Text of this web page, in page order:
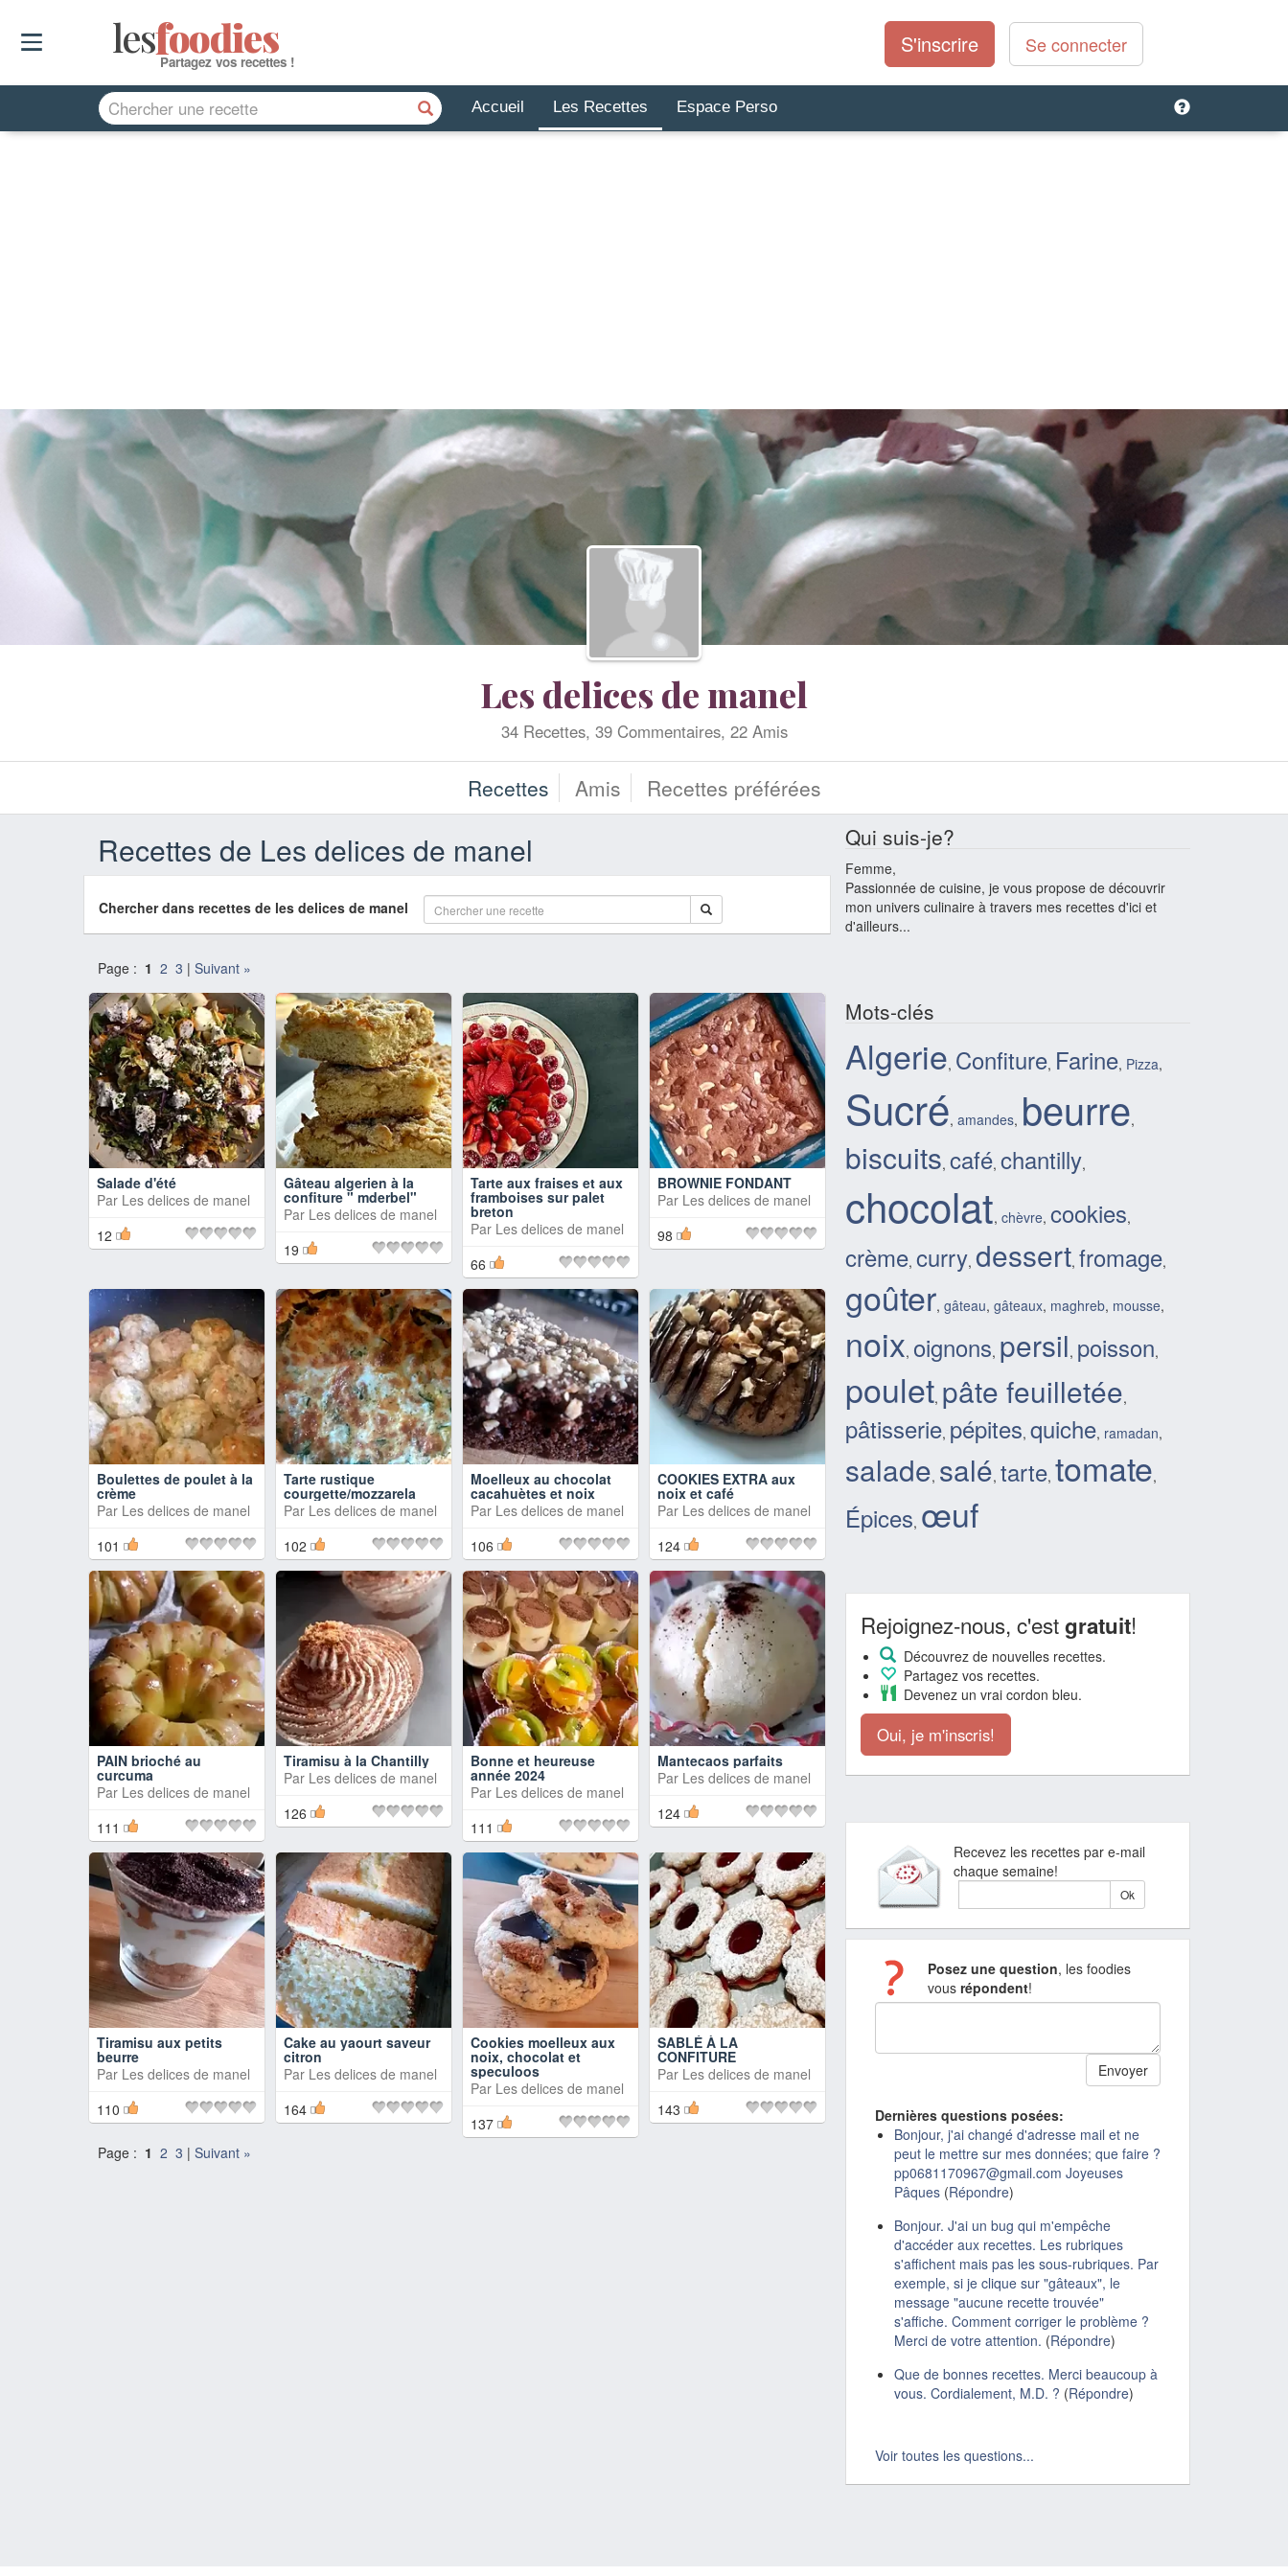
lesfoodies
Partagez vos recettes !
S'inscrire Se connecter
Accueil Les Recettes Espace Perso
Les delices de manel
34 Recettes, 39 Commentaires, 22 Amis
Recettes Amis Recettes préférées
Recettes de Les delices de manel
Chercher dans recettes de les delices de manel
Page : 1 2 3 | Suivant »
Salade d'été
Par Les delices de manel
12
Gâteau algerien à la
confiture " mderbel"
Par Les delices de manel
19
Tarte aux fraises et aux
framboises sur palet
breton
Par Les delices de manel
66
BROWNIE FONDANT
Par Les delices de manel
98
Boulettes de poulet à la
crème
Par Les delices de manel
101
Tarte rustique
courgette/mozzarela
Par Les delices de manel
102
Moelleux au chocolat
cacahuètes et noix
Par Les delices de manel
106
COOKIES EXTRA aux
noix et café
Par Les delices de manel
124
PAIN brioché au
curcuma
Par Les delices de manel
111
Tiramisu à la Chantilly
Par Les delices de manel
126
Bonne et heureuse
année 2024
Par Les delices de manel
111
Mantecaos parfaits
Par Les delices de manel
124
Tiramisu aux petits
beurre
Par Les delices de manel
110
Cake au yaourt saveur
citron
Par Les delices de manel
164
Cookies moelleux aux
noix, chocolat et
speculoos
Par Les delices de manel
137
SABLÉ À LA
CONFITURE
Par Les delices de manel
143
Page : 1 2 3 | Suivant »
Qui suis-je?
Femme,
Passionnée de cuisine, je vous propose de découvrir
mon univers culinaire à travers mes recettes d'ici et
d'ailleurs...
Mots-clés
Algerie, Confiture, Farine, Pizza,
Sucré, amandes, beurre,
biscuits, café, chantilly,
chocolat, chèvre, cookies,
crème, curry, dessert, fromage,
goûter, gâteau, gâteaux, maghreb, mousse,
noix, oignons, persil, poisson,
poulet, pâte feuilletée,
pâtisserie, pépites, quiche, ramadan,
salade, salé, tarte, tomate,
Épices, œuf
Rejoignez-nous, c'estgratuit!
Découvrez de nouvelles recettes.
Partagez vos recettes.
Devenez un vrai cordon bleu.
Oui, je m'inscris!
Recevez les recettes par e-mail
chaque semaine!
Posez une question, les foodies
vous répondent!
Dernières questions posées:
Bonjour, j'ai changé d'adresse mail et ne
peut le mettre sur mes données; que faire ?
pp0681170967@gmail.com Joyeuses
Pâques (Répondre)
Bonjour. J'ai un bug qui m'empêche
d'accéder aux recettes. Les rubriques
s'affichent mais pas les sous-rubriques. Par
exemple, si je clique sur "gâteaux", le
message "aucune recette trouvée"
s'affiche. Comment corriger le problème ?
Merci de votre attention. (Répondre)
Que de bonnes recettes. Merci beaucoup à
vous. Cordialement, M.D. ? (Répondre)
Voir toutes les questions...